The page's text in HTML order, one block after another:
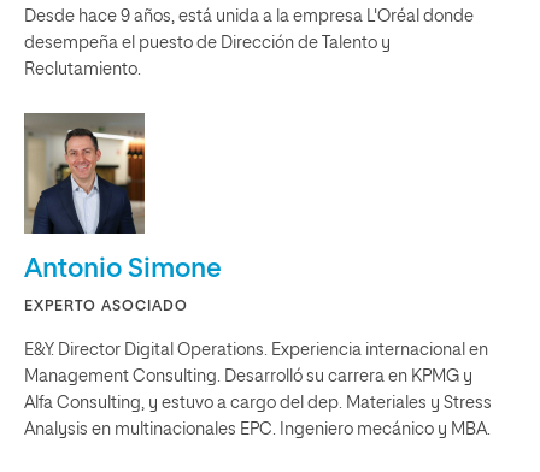
Desde hace 9 años, está unida a la empresa L'Oréal donde
desempeña el puesto de Dirección de Talento y
Reclutamiento.
Antonio Simone
EXPERTO ASOCIADO
E&Y. Director Digital Operations. Experiencia internacional en
Management Consulting. Desarrolló su carrera en KPMG y
Alfa Consulting, y estuvo a cargo del dep. Materiales y Stress
Analysis en multinacionales EPC. Ingeniero mecánico y MBA.